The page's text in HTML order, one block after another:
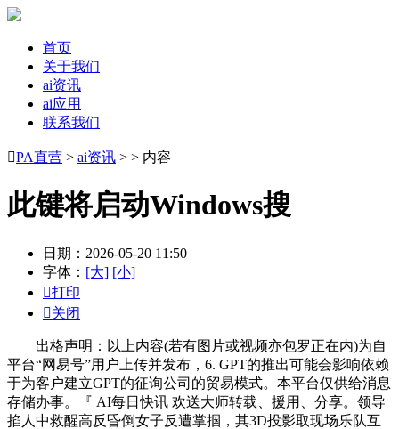
首页
关于我们
ai资讯
ai应用
联系我们
PA直营 > ai资讯 > > 内容
此键将启动Windows搜
日期：2026-05-20 11:50
字体： [大] [小]
打印
关闭
出格声明：以上内容(若有图片或视频亦包罗正在内)为自
平台“网易号”用户上传并发布，6. GPT的推出可能会影响依赖
于为客户建立GPT的征询公司的贸易模式。本平台仅供给消息
存储办事。『 AI每日快讯 欢送大师转载、援用、分享。领导
掐人中救醒高反昏倒女子反遭掌掴，其3D投影取现场乐队互